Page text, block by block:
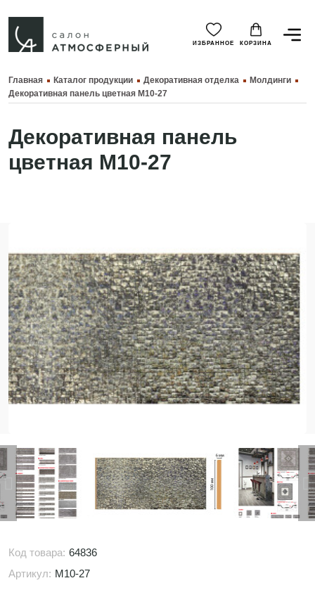
ИЗБРАННОЕ КОРЗИНА
Главная Каталог продукции Декоративная отделка
Молдинги
Декоративная панель цветная M10-27
Декоративная панель
цветная M10-27
Код товара: 64836
Артикул: M10-27